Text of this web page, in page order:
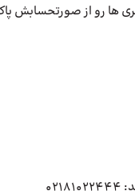
ها رو از صورتحسابش